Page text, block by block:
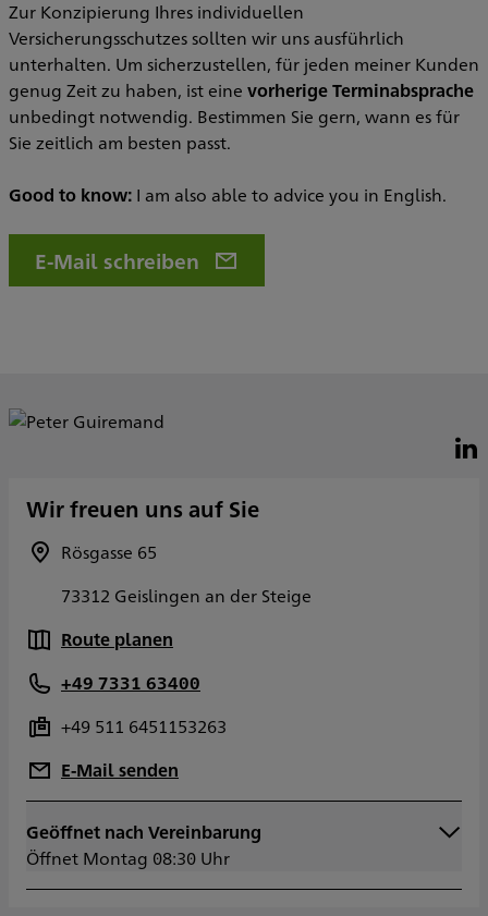
Zur Konzipierung Ihres individuellen
Versicherungsschutzes sollten wir uns ausführlich
unterhalten. Um sicherzustellen, für jeden meiner Kunden
genug Zeit zu haben, ist eine vorherige Terminabsprache
unbedingt notwendig. Bestimmen Sie gern, wann es für
Sie zeitlich am besten passt.
Good to know: I am also able to advice you in English.
E-Mail schreiben
Wir freuen uns auf Sie
Rösgasse 65
73312 Geislingen an der Steige
Route planen
+49 7331 63400
+49 511 6451153263
E-Mail senden
Geöffnet nach Vereinbarung
Öffnet Montag 08:30 Uhr
Montag
Dienstag
08:30 - 12:30